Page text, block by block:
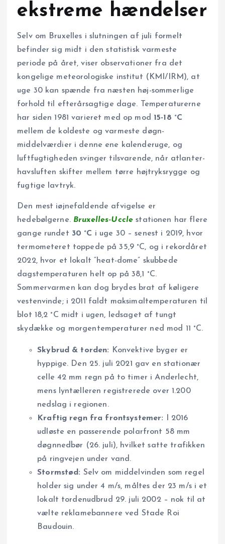
ekstreme hændelser
Selv om Bruxelles i slutningen af juli formelt
befinder sig midt i den statistisk varmeste
periode på året, viser observationer fra det
kongelige meteorologiske institut (KMI/IRM), at
uge 30 kan spænde fra næsten høj-sommerlige
forhold til efterårsagtige dage. Temperaturerne
har siden 1981 varieret med op mod 15-18 °C
mellem de koldeste og varmeste døgn­
middelværdier i denne ene kalenderuge, og
luftfugtigheden svinger tilsvarende, når atlanter­
havsluften skifter mellem tørre højtryksrygge og
fugtige lavtryk.
Den mest iøjnefaldende afvigelse er
hedebølgerne. Bruxelles-Uccle stationen har flere
gange rundet 30 °C i uge 30 – senest i 2019, hvor
termometeret toppede på 35,9 °C, og i rekordåret
2022, hvor et lokalt “heat-dome” skubbede
dagstemperaturen helt op på 38,1 °C.
Sommervarmen kan dog brydes brat af køligere
vestenvinde; i 2011 faldt maksimal­temperaturen til
blot 18,2 °C midt i ugen, ledsaget af tungt
skydække og morgentemperaturer ned mod 11 °C.
Skybrud & torden: Konvektive byger er
hyppige. Den 25. juli 2021 gav en stationær
celle 42 mm regn på to timer i Anderlecht,
mens lyn­tælleren registrerede over 1.200
nedslag i regionen.
Kraftig regn fra frontsystemer: I 2016
udløste en passerende polarfront 58 mm
døgnnedbør (26. juli), hvilket satte trafikken
på ringvejen under vand.
Storm­stød: Selv om middelvinden som regel
holder sig under 4 m/s, måltes der 23 m/s i et
lokalt tordenudbrud 29. juli 2002 – nok til at
vælte reklame­bannere ved Stade Roi
Baudouin.